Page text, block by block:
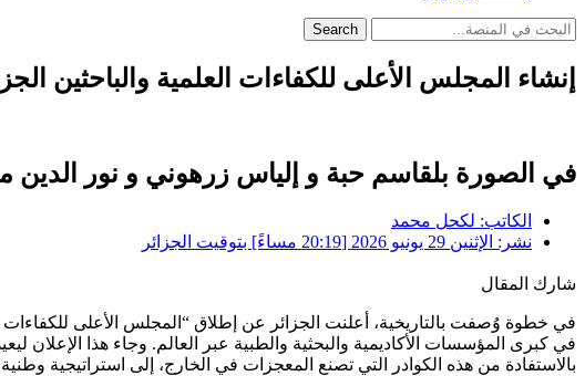
Search
إنشاء المجلس الأعلى للكفاءات العلمية والباحثين
في الصورة بلقاسم حبة و إلياس زرهوني و نور الدين
الكاتب: لكحل محمد
نشر: الإثنين 29 يونيو 2026 [20:19 مساءً] بتوقيت الجزائر
شارك المقال
في خطوة وُصفت بالتاريخية، أعلنت الجزائر عن إطلاق “المجلس الأعلى للكفاءات
في كبرى المؤسسات الأكاديمية والبحثية والطبية عبر العالم. وجاء هذا الإعلان
بالاستفادة من هذه الكوادر التي تصنع المعجزات في الخارج، إلى استراتيجية